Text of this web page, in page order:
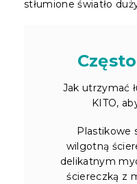
stłumione światło
Jak utrzymać
KITO,
Plastikowe
wilgotną
delikatnym
ściereczką z